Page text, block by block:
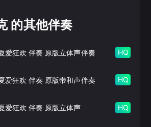
的其他伴奏
爱狂欢 伴奏 原版立体声伴奏 HQ
爱狂欢 伴奏 原版带和声伴奏 HQ
爱狂欢 伴奏 原版立体声 HQ